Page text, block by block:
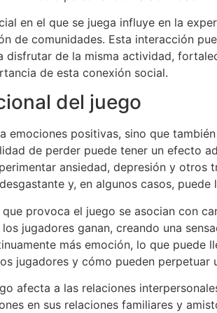
en el que se juega influye en la
de comunidades. Esta interacción
disfrutar de la misma actividad,
de esta conexión social.
del juego
emociones positivas, sino que
de perder puede tener un efecto
ansiedad, depresión y
y, en algunos casos,
provoca el juego se asocian con
jugadores ganan, creando una
más emoción, lo que puede
jugadores y cómo pueden
afecta a las relaciones
en sus relaciones familiares y